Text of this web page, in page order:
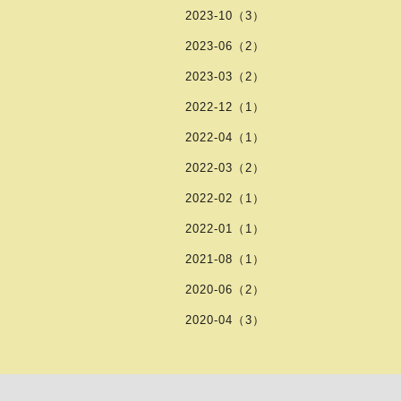
2023-10（3）
2023-06（2）
2023-03（2）
2022-12（1）
2022-04（1）
2022-03（2）
2022-02（1）
2022-01（1）
2021-08（1）
2020-06（2）
2020-04（3）